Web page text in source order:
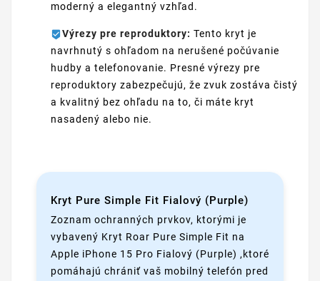
moderný a elegantný vzhľad.
Výrezy pre reproduktory: Tento kryt je
navrhnutý s ohľadom na nerušené počúvanie
hudby a telefonovanie. Presné výrezy pre
reproduktory zabezpečujú, že zvuk zostáva čistý
a kvalitný bez ohľadu na to, či máte kryt
nasadený alebo nie.
Kryt Pure Simple Fit Fialový (Purple)
Zoznam ochranných prvkov, ktorými je
vybavený Kryt Roar Pure Simple Fit na
Apple iPhone 15 Pro Fialový (Purple) ,ktoré
pomáhajú chrániť vaš mobilný telefón pred